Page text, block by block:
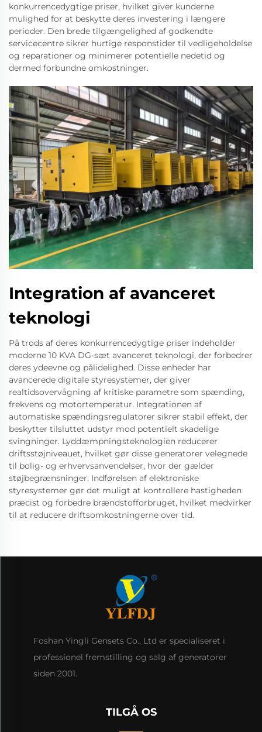
konkurrencedygtige priser, hvilket giver kunderne
mulighed for at beskytte deres investering i længere
perioder. Den brede tilgængelighed af godkendte
servicecentre sikrer hurtige responstider til vedligeholdelse
og reparationer og minimerer potentielle nedetid og
dermed forbundne omkostninger.
Integration af avanceret
teknologi
På trods af deres konkurrencedygtige priser indeholder
moderne 10 KVA DG-sæt avanceret teknologi, der forbedrer
deres ydeevne og pålidelighed. Disse enheder har
avancerede digitale styresystemer, der giver
realtidsovervågning af kritiske parametre som spænding,
frekvens og motortemperatur. Integrationen af
automatiske spændingsregulatorer sikrer stabil effekt, der
beskytter tilsluttet udstyr mod potentielt skadelige
svingninger. Lyddæmpningsteknologien reducerer
driftsstøjniveauet, hvilket gør disse generatorer velegnede
til bolig- og erhvervsanvendelser, hvor der gælder
støjbegrænsninger. Indførelsen af elektroniske
styresystemer gør det muligt at kontrollere hastigheden
præcist og forbedre brændstofforbruget, hvilket medvirker
til at reducere driftsomkostningerne over tid.
Foshan Yingli Gensets Co., Ltd er specialiseret i
professionel fremstilling og salg af generatorer
siden 2001.
TILGÅ OS